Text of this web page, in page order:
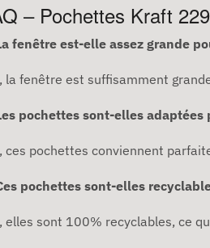
– Pochettes Kraft
fenêtre est-elle assez grande
la fenêtre est suffisamment
pochettes sont-elles adaptées
ces pochettes conviennent
pochettes sont-elles
elles sont 100% recyclables, ce